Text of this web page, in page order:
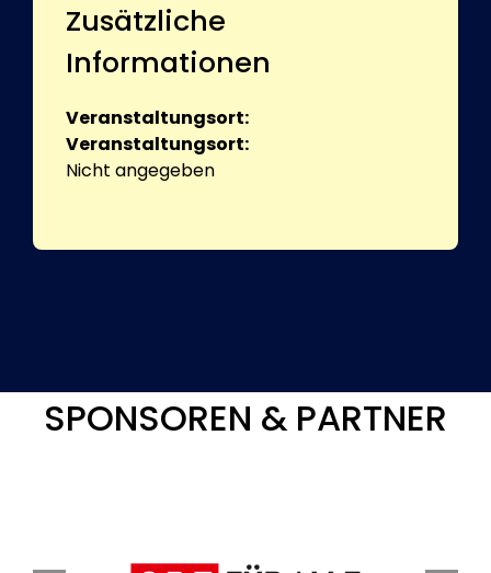
Zusätzliche
Informationen
Veranstaltungsort:
Veranstaltungsort:
Nicht angegeben
SPONSOREN & PARTNER